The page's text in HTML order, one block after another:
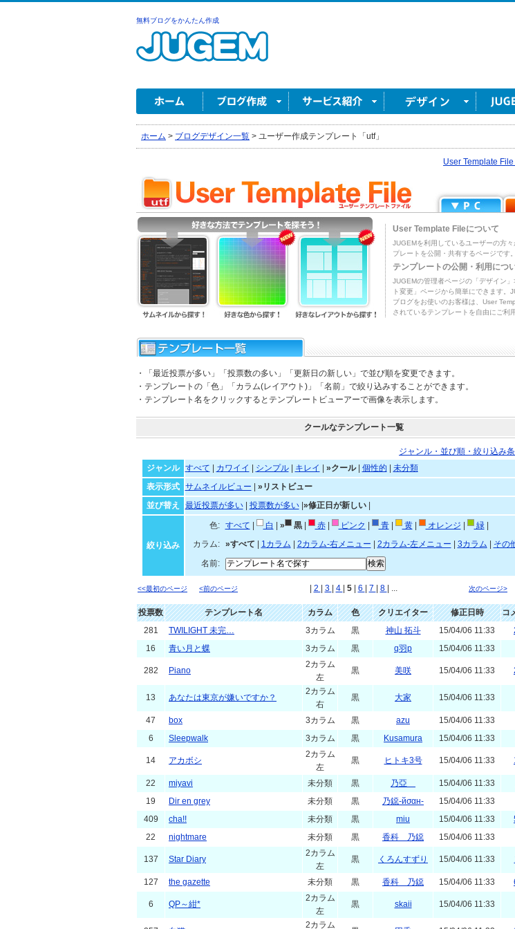
無料ブログをかんたん作成
ホーム > ブログデザイン一覧 > ユーザー作成テンプレート「utf」
User Template
User Template Fileについて
JUGEMを利用しているユーザーの方
プレートを公開・共有するページです。
テンプレートの公開・利用につ
JUGEMの管理者ページの「デザイン
ト変更」ページから簡単にできます。
ブログをお使いのお客様は、User
されているテンプレートを自由にご利
・「最近投票が多い」「投票数の多い」「更新日の新しい」で並び順を変更できます。
・テンプレートの「色」「カラム(レイアウト)」「名前」で絞り込みすることができます。
・テンプレート名をクリックするとテンプレートビューアーで画像を表示します。
クールなテンプレート一覧
ジャンル・並び順・絞り込み
ジャンル
すべて カワイイ シンプル| キレイ »クール| 個性的
未分類
表示形式
サムネイルビュー
»リストビュー
並び替え
最近投票が多い| 投票数が多い| »修正日が新しい|
絞り込み
色: すべて 白 » 黒| 赤| ピンク 青| 黄| オレンジ 緑|
カラム:
»すべて 1カラム 2カラム-右メニュー 2カラム-左メニュー 3カラム その
名前:
<<最初のページ <前のページ 2 3 4 5 6 7 8 | ... 次のページ>
投票数 テンプレート名 カラム 色 クリエイター 修正日時 コ
281
TWILIGHT 未完… 3カラム 黒 神山 拓斗 15/04/06 11:33
16
青い月と蝶 3カラム 黒 q羽p 15/04/06 11:33
282 Piano
2カラム
左
黒 美咲 15/04/06 11:33
13 あなたは東京が嫌いですか？
2カラム
右
黒 大家 15/04/06 11:33
47 box 3カラム 黒 azu 15/04/06 11:33
6
Sleepwalk 3カラム 黒 Kusamura 15/04/06 11:33
14 アカボシ
2カラム
左
黒 ヒトキ3号 15/04/06 11:33
22 miyavi 未分類 黒 乃亞 15/04/06 11:33
19
Dir en grey 未分類 黒 乃鐚-йσαн- 15/04/06 11:33
409
cha!! 未分類 黒 miu 15/04/06 11:33
22
nightmare 未分類 黒 香科 乃鐚 15/04/06 11:33
137 Star Diary
2カラム
左
黒 くろんすずり 15/04/06 11:33
127 the gazette 未分類 黒 香科 乃鐚 15/04/06 11:33
6 QP～紺*
2カラム
左
黒 skaii 15/04/06 11:33
2カラム